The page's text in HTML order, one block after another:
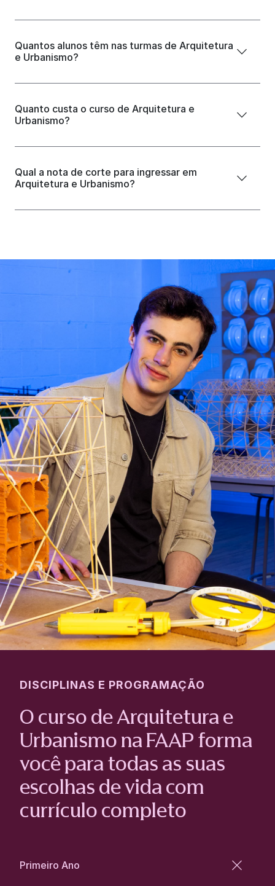
Quantos alunos têm nas turmas de Arquitetura
e Urbanismo?
Quanto custa o curso de Arquitetura e
Urbanismo?
Qual a nota de corte para ingressar em
Arquitetura e Urbanismo?
DISCIPLINAS E PROGRAMAÇÃO
O curso de Arquitetura e
Urbanismo na FAAP forma
você para todas as suas
escolhas de vida com
currículo completo
Primeiro Ano